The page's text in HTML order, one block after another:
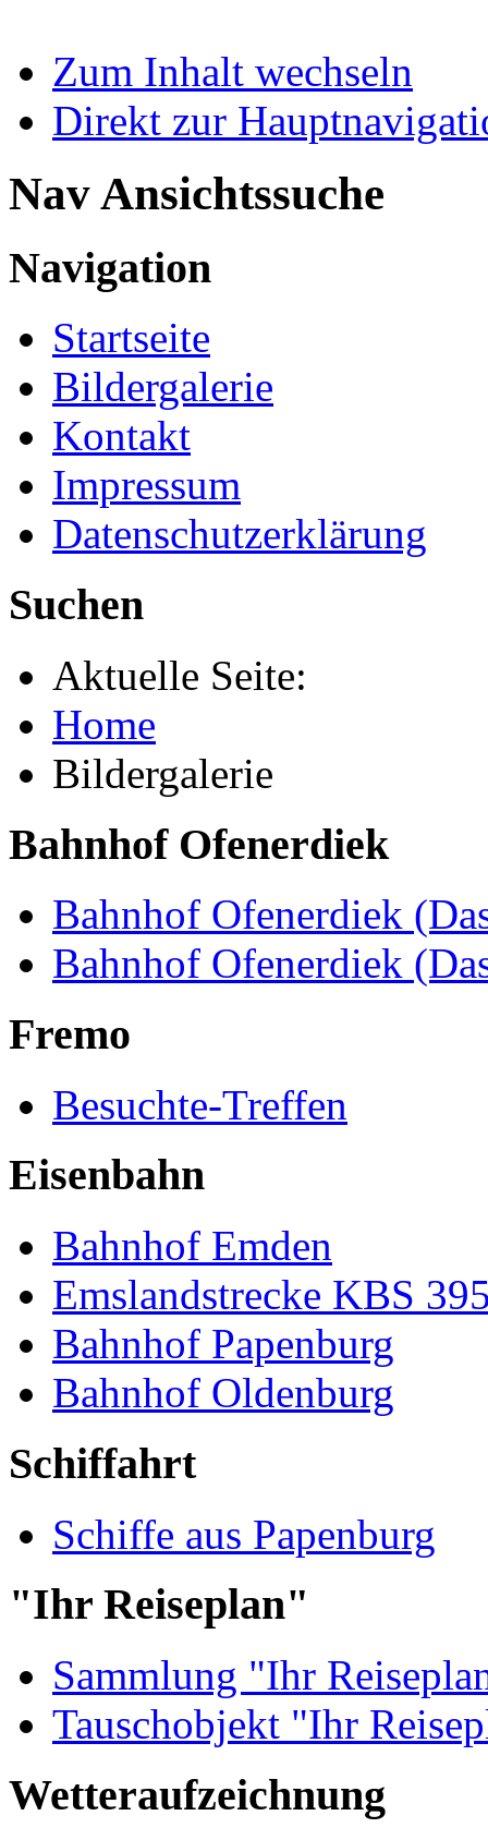
Zum Inhalt wechseln
Direkt zur
Nav Ansichtssuche
Navigation
Startseite
Bildergalerie
Kontakt
Impressum
Datenschutzerklärung
Suchen
Aktuelle Seite:
Home
Bildergalerie
Bahnhof Ofenerdiek
Bahnhof Ofenerdiek
Bahnhof Ofenerdiek
Fremo
Besuchte-Treffen
Eisenbahn
Bahnhof Emden
Emslandstrecke KBS
Bahnhof Papenburg
Bahnhof Oldenburg
Schiffahrt
Schiffe aus Papenburg
"Ihr Reiseplan"
Sammlung "Ihr
Tauschobjekt "Ihr
Wetteraufzeichnung